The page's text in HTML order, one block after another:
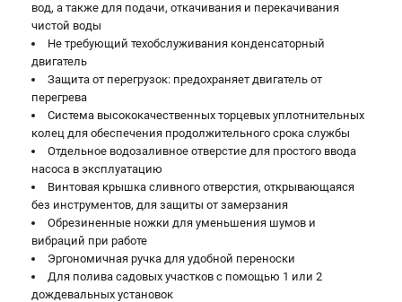
вод, а также для подачи, откачивания и перекачивания
чистой воды
Не требующий техобслуживания конденсаторный
двигатель
Защита от перегрузок: предохраняет двигатель от
перегрева
Система высококачественных торцевых уплотнительных
колец для обеспечения продолжительного срока службы
Отдельное водозаливное отверстие для простого ввода
насоса в эксплуатацию
Винтовая крышка сливного отверстия, открывающаяся
без инструментов, для защиты от замерзания
Обрезиненные ножки для уменьшения шумов и
вибраций при работе
Эргономичная ручка для удобной переноски
Для полива садовых участков с помощью 1 или 2
дождевальных установок